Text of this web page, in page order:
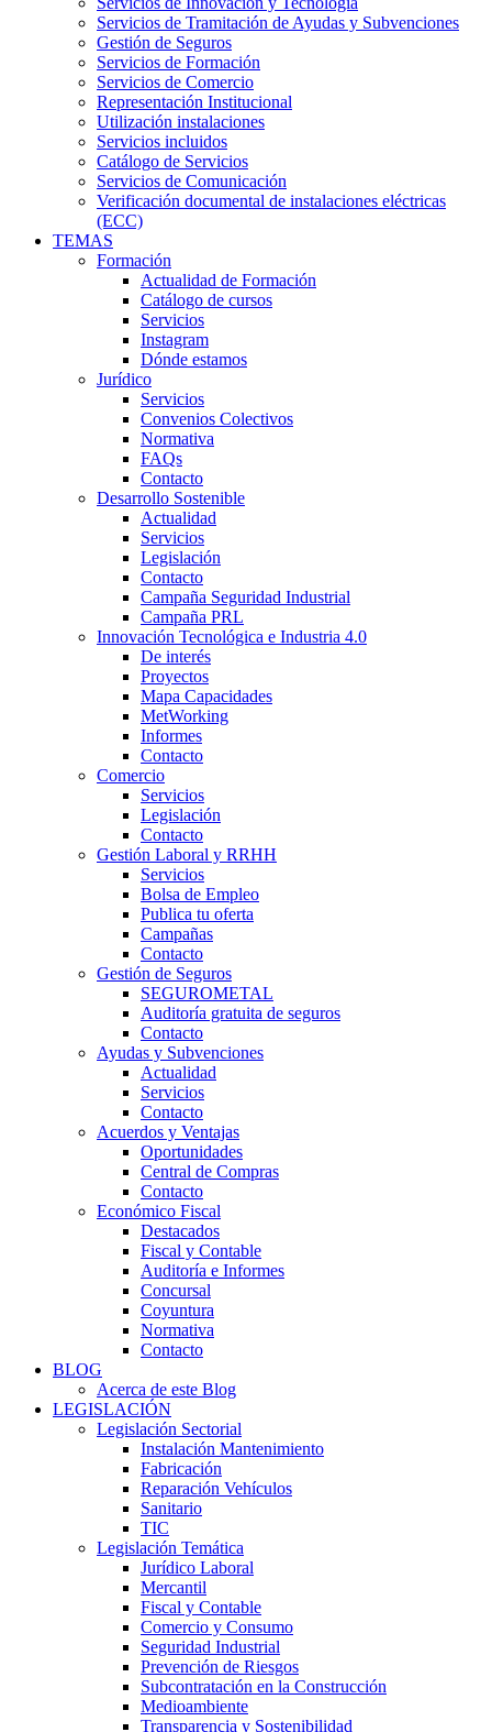
Servicios de Tramitación de Ayudas y Subvenciones
Gestión de Seguros
Servicios de Formación
Servicios de Comercio
Representación Institucional
Utilización instalaciones
Servicios incluidos
Catálogo de Servicios
Servicios de Comunicación
Verificación documental de instalaciones eléctricas
(ECC)
TEMAS
Formación
Actualidad de Formación
Catálogo de cursos
Servicios
Instagram
Dónde estamos
Jurídico
Servicios
Convenios Colectivos
Normativa
FAQs
Contacto
Desarrollo Sostenible
Actualidad
Servicios
Legislación
Contacto
Campaña Seguridad Industrial
Campaña PRL
Innovación Tecnológica e Industria 4.0
De interés
Proyectos
Mapa Capacidades
MetWorking
Informes
Contacto
Comercio
Servicios
Legislación
Contacto
Gestión Laboral y RRHH
Servicios
Bolsa de Empleo
Publica tu oferta
Campañas
Contacto
Gestión de Seguros
SEGUROMETAL
Auditoría gratuita de seguros
Contacto
Ayudas y Subvenciones
Actualidad
Servicios
Contacto
Acuerdos y Ventajas
Oportunidades
Central de Compras
Contacto
Económico Fiscal
Destacados
Fiscal y Contable
Auditoría e Informes
Concursal
Coyuntura
Normativa
Contacto
BLOG
Acerca de este Blog
LEGISLACIÓN
Legislación Sectorial
Instalación Mantenimiento
Fabricación
Reparación Vehículos
Sanitario
TIC
Legislación Temática
Jurídico Laboral
Mercantil
Fiscal y Contable
Comercio y Consumo
Seguridad Industrial
Prevención de Riesgos
Subcontratación en la Construcción
Medioambiente
Transparencia y Sostenibilidad